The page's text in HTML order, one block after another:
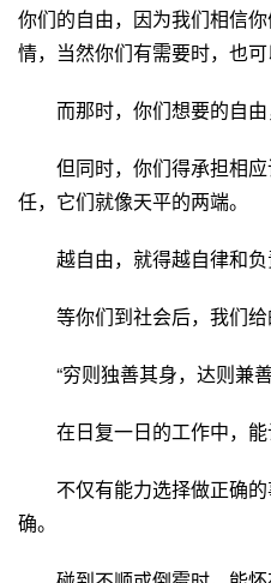
你们的自由，因为我们相信
情，当然你们有需要时，也可
而那时，你们想要的自由
但同时，你们得承担相
任，它们就像天平的两端。
越自由，就得越自律和负
等你们到社会后，我们给
“穷则独善其身，达则兼善
在日复一日的工作中，能
不仅有能力选择做正确
确。